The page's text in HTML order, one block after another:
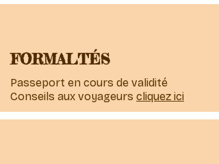
FORMALTÉS
Passeport en cours de validité
Conseils aux voyageurs cliquez ici